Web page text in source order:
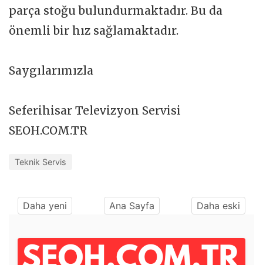
parça stoğu bulundurmaktadır. Bu da
önemli bir hız sağlamaktadır.
Saygılarımızla
Seferihisar Televizyon Servisi
SEOH.COM.TR
Teknik Servis
Daha yeni Ana Sayfa Daha eski